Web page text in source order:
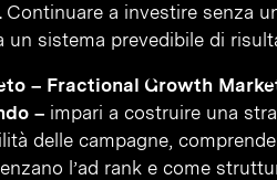
a investire senza
un sistema prevedibile di
– Fractional Growth
– impari a costruire una
delle campagne,
l’ad rank e come